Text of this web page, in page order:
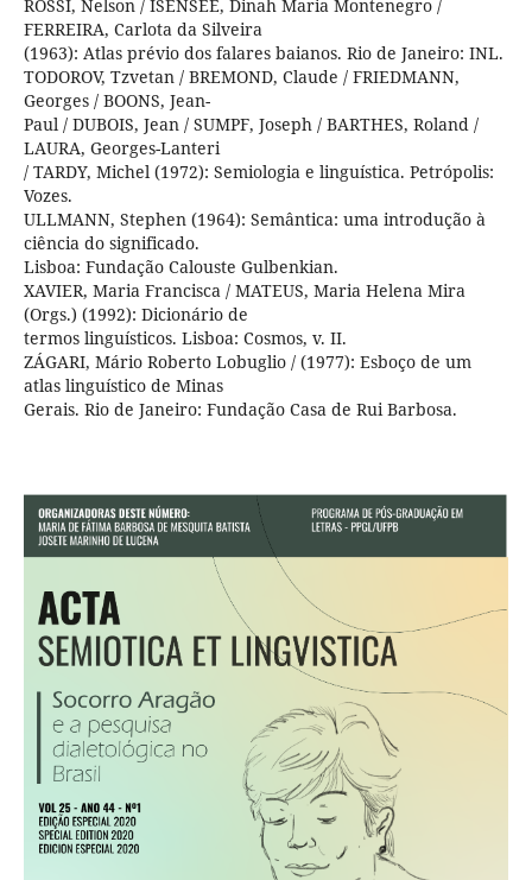
ROSSI, Nelson / ISENSEE, Dinah Maria Montenegro /
FERREIRA, Carlota da Silveira
(1963): Atlas prévio dos falares baianos. Rio de Janeiro: INL.
TODOROV, Tzvetan / BREMOND, Claude / FRIEDMANN,
Georges / BOONS, Jean-
Paul / DUBOIS, Jean / SUMPF, Joseph / BARTHES, Roland /
LAURA, Georges-Lanteri
/ TARDY, Michel (1972): Semiologia e linguística. Petrópolis:
Vozes.
ULLMANN, Stephen (1964): Semântica: uma introdução à
ciência do significado.
Lisboa: Fundação Calouste Gulbenkian.
XAVIER, Maria Francisca / MATEUS, Maria Helena Mira
(Orgs.) (1992): Dicionário de
termos linguísticos. Lisboa: Cosmos, v. II.
ZÁGARI, Mário Roberto Lobuglio / (1977): Esboço de um
atlas linguístico de Minas
Gerais. Rio de Janeiro: Fundação Casa de Rui Barbosa.